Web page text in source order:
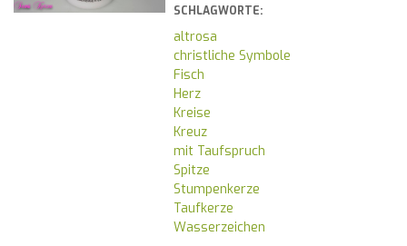
SCHLAGWORTE:
altrosa
christliche Symbole
Fisch
Herz
Kreise
Kreuz
mit Taufspruch
Spitze
Stumpenkerze
Taufkerze
Wasserzeichen